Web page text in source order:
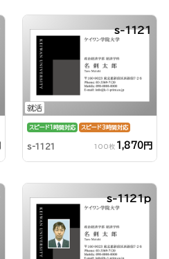
就活
s-1121
スピード1時間対応 スピード3時間対応
s-1121 100枚 1,870円
s-1121p